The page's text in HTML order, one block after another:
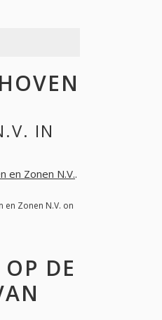
IN
en Zonen N.V..
en Zonen N.V. on
DE